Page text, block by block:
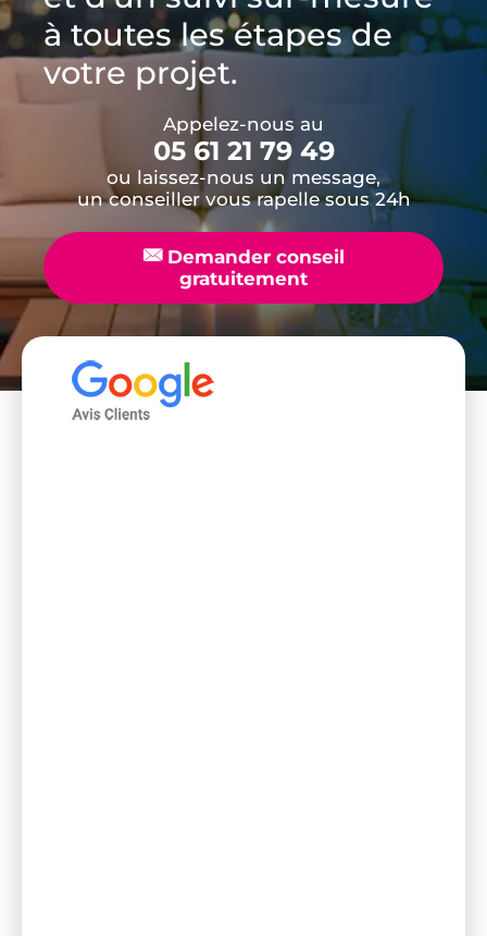
à toutes les étapes de
votre projet.
Appelez-nous au
05 61 21 79 49
ou laissez-nous un message,
un conseiller vous rapelle sous 24h
📧Demander conseil
gratuitement